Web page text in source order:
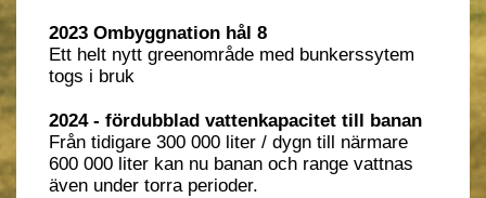
2023 Ombyggnation hål 8
Ett helt nytt greenområde med bunkerssytem
togs i bruk
2024 - fördubblad vattenkapacitet till banan
Från tidigare 300 000 liter / dygn till närmare
600 000 liter kan nu banan och range vattnas
även under torra perioder.